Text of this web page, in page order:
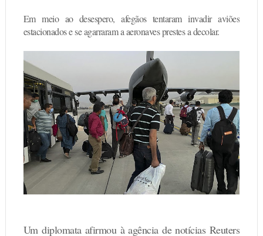
Em meio ao desespero, afegãos tentaram invadir aviões
estacionados e se agarraram a aeronaves prestes a decolar.
Um diplomata afirmou à agência de notícias Reuters